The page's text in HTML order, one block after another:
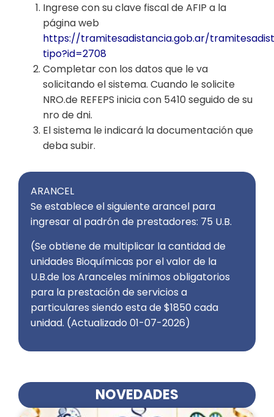
Ingrese con su clave fiscal de AFIP a la
página web
https://tramitesadistancia.gob.ar/
tipo?id=2708
Completar con los datos que le va
solicitando el sistema. Cuando le solicite
NRO.de REFEPS inicia con 5410 seguido de su
nro de dni.
El sistema le indicará la documentación que
deba subir.
ARANCEL
Se establece el siguiente arancel para
ingresar al padrón de prestadores: 75 U.B.
(Se obtiene de multiplicar la cantidad de
unidades Bioquímicas por el valor de la
U.B.de los Aranceles mínimos obligatorios
para la prestación de servicios a
particulares siendo esta de $1850 cada
unidad. (Actualizado 01-07-2026)
NOVEDADES